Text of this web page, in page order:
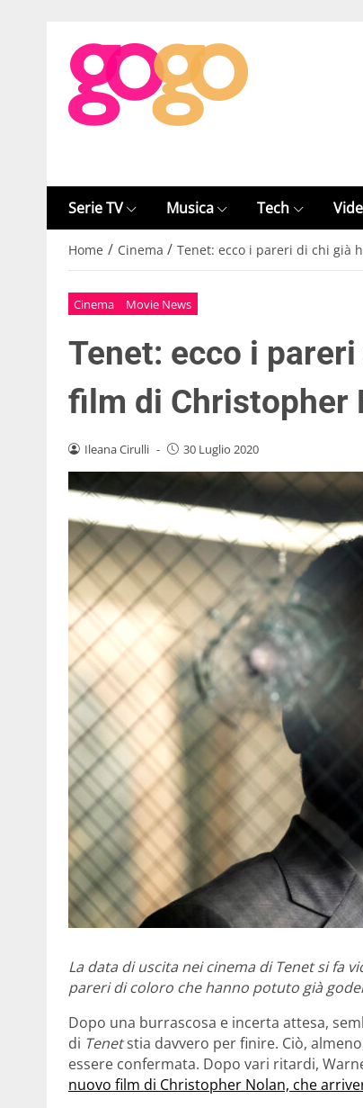
Serie TV Musica Tech
Home / Cinema / Tenet: ecco i pareri di chi già
Cinema Movie News
Tenet: ecco i
film di Christopher
Ileana Cirulli - 30 Luglio 2020
La data di uscita nei cinema di Tenet si fa
pareri di coloro che hanno potuto già
Dopo una burrascosa e incerta attesa,
di Tenetstia davvero per finire. Ciò,
essere confermata. Dopo vari ritardi,
nuovo film di Christopher Nolan, che